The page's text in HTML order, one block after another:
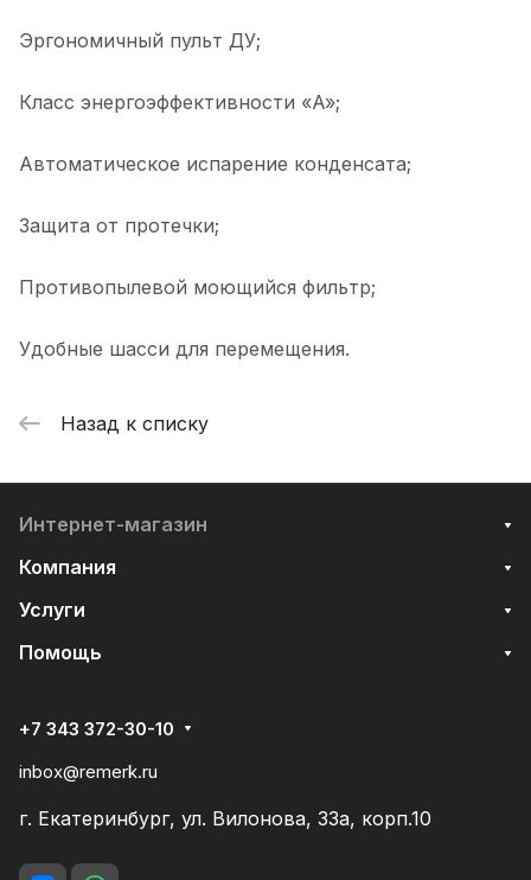
Эргономичный пульт ДУ;
Класс энергоэффективности «A»;
Автоматическое испарение конденсата;
Защита от протечки;
Противопылевой моющийся фильтр;
Удобные шасси для перемещения.
Назад к списку
Интернет-магазин
Компания
Услуги
Помощь
+7 343 372-30-10
inbox@remerk.ru
г. Екатеринбург, ул. Вилонова, 33а, корп.10